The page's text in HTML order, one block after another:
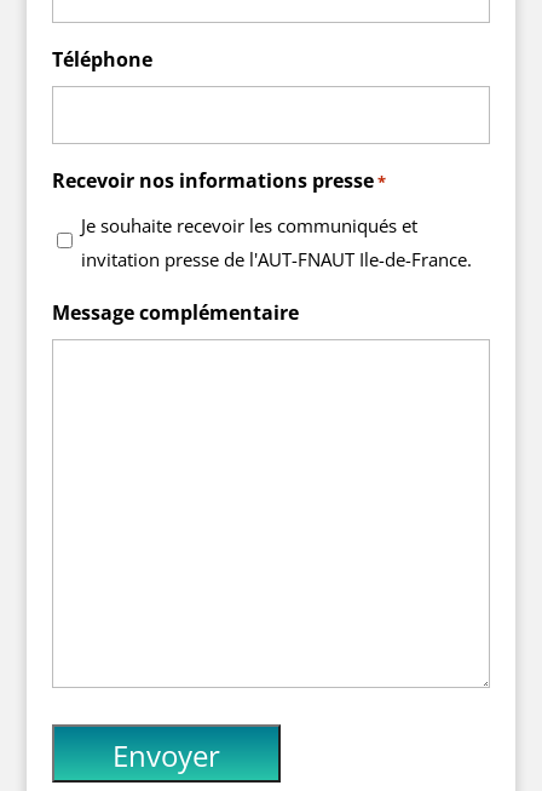
Téléphone
Recevoir nos informations presse*
Je souhaite recevoir les communiqués et
invitation presse de l'AUT-FNAUT Ile-de-France.
Message complémentaire